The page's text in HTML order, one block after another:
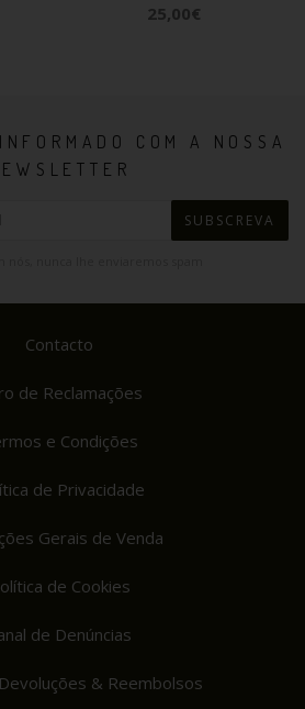
25,00€
COM A NOSSA
SUBSCREVA
Contacto
de Reclamações
e Condições
de Privacidade
Gerais de Venda
de Cookies
de Denúncias
& Reembolsos